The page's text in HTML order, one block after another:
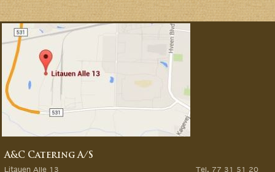
» BÆR-FEKT SOMMER!
» MERE MARKVÆRK MAGI:
» Sommerfesten er i gang:
» MAGIEN FRA MARKVÆRK:
» VORES EVENTYRLIGE VERDEN:
» FORÅRSFESTEN ER I GANG:
A&C Catering A/S
Litauen Alle 13
Tel. 77 31 51 20